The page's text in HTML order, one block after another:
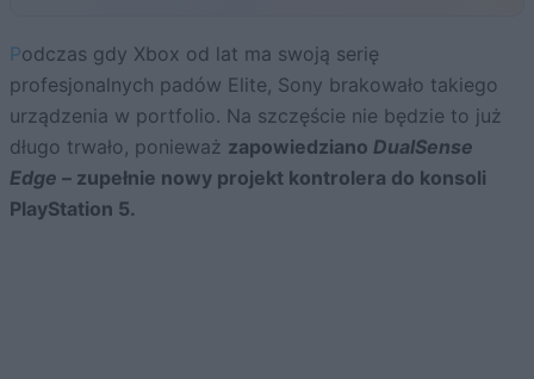
Podczas gdy Xbox od lat ma swoją serię
profesjonalnych padów Elite, Sony brakowało takiego
urządzenia w portfolio. Na szczęście nie będzie to już
długo trwało, ponieważ zapowiedziano DualSense
Edge – zupełnie nowy projekt kontrolera do konsoli
PlayStation 5.